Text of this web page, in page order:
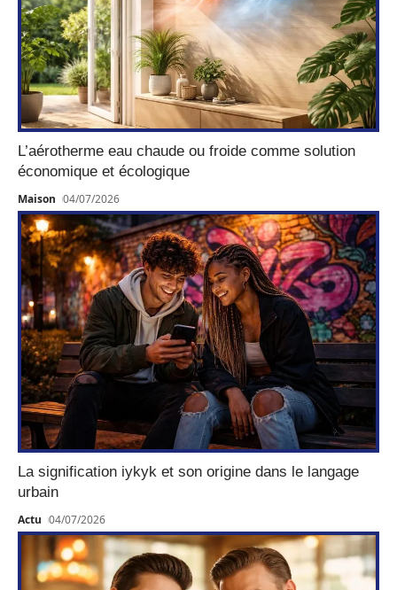
L’aérotherme eau chaude ou froide comme solution
économique et écologique
Maison 04/07/2026
La signification iykyk et son origine dans le langage
urbain
Actu 04/07/2026